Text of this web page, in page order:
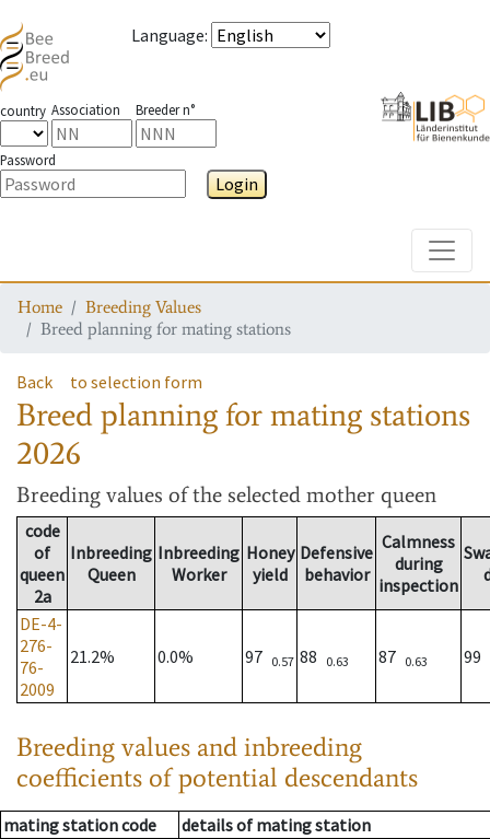
Language:
country Association Breeder n°
Password
Login
Home
Breeding Values
Breed planning for mating stations
Back to selection form
Breed planning for mating stations
2026
Breeding values of the selected mother queen
code
of
queen
2a
Inbreeding
Queen
Inbreeding
Worker
Honey
yield
Defensive
behavior
Calmness
during
inspection
DE-4-
276-
76-
2009
21.2% 0.0% 97 0.57 88 0.63 87 0.63 99
Breeding values and inbreeding
coefficients of potential descendants
mating station code details of mating station